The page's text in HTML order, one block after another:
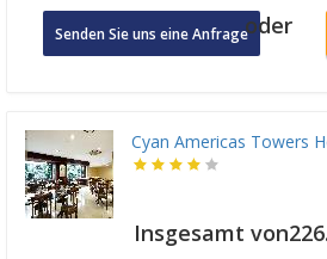
Senden Sie uns eine Anfrageoder
Cyan Americas Towers
Insgesamt